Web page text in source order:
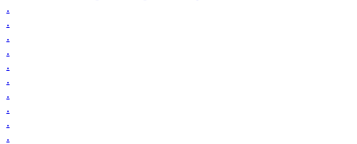
.
.
.
.
.
.
.
.
.
.